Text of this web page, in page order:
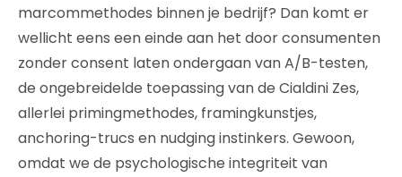
marcommethodes binnen je bedrijf? Dan komt er
wellicht eens een einde aan het door consumenten
zonder consent laten ondergaan van A/B-testen,
de ongebreidelde toepassing van de Cialdini Zes,
allerlei primingmethodes, framingkunstjes,
anchoring-trucs en nudging instinkers. Gewoon,
omdat we de psychologische integriteit van